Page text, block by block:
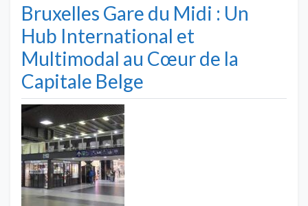
Bruxelles Gare du Midi : Un
Hub International et
Multimodal au Cœur de la
Capitale Belge